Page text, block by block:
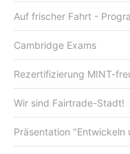
Auf frischer Fahrt -
Cambridge Exams
Rezertifizierung MINT-
Wir sind Fairtrade-Stadt!
Präsentation "Entwickeln